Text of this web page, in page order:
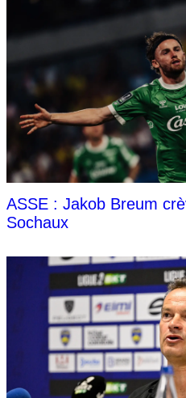
ASSE : Jakob Breum
Sochaux